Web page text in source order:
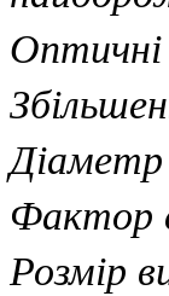
Фактор
Розмір